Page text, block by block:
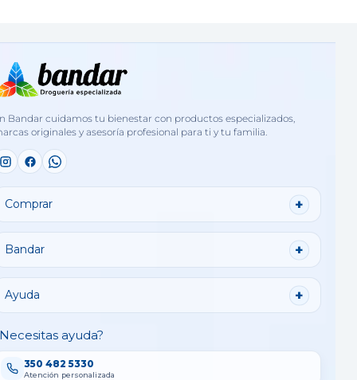
Bandar cuidamos tu bienestar con productos especializados,
originales y asesoría profesional para ti y tu familia.
Comprar
Bandar
Ayuda
ayuda?
350 482 5330
Atención personalizada